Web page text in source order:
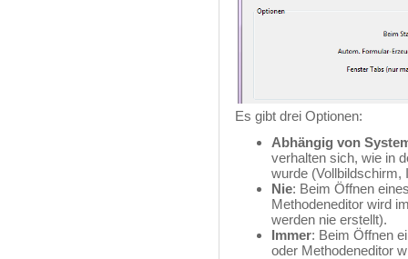
Es gibt drei Optionen:
Abhängig von
verhalten sich, wie in
wurde (Vollbildschirm,
Nie: Beim Öffnen
Methodeneditor wird
werden nie erstellt).
Immer: Beim Öffnen
oder Methodeneditor